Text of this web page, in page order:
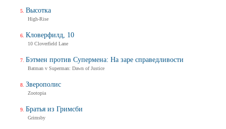
Высотка
High-Rise
Кловерфилд, 10
10 Cloverfield Lane
Бэтмен против Супермена: На заре справедливости
Batman v Superman: Dawn of Justice
Зверополис
Zootopia
Братья из Гримсби
Grimsby